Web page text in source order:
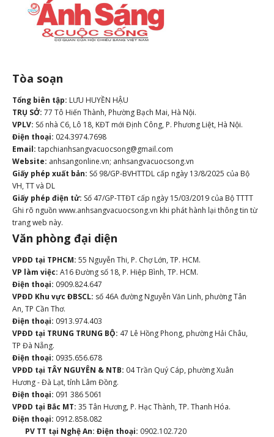
Tòa soạn
Tổng biên tập: LƯU HUYỀN HẬU
TRỤ SỞ: 77 Tô Hiến Thành, Phường Bạch Mai, Hà Nội.
VPLV: Số nhà C6, Lô 18, KĐT mới Định Công, P. Phương Liệt, Hà Nội.
Điện thoại: 024.3974.7698
Email: tapchianhsangvacuocsong@gmail.com
Website: anhsangonline.vn; anhsangvacuocsong.vn
Giấy phép xuất bản: Số 98/GP-BVHTTDL cấp ngày 13/8/2025 của Bộ
VH, TT và DL
Giấy phép điện tử: Số 47/GP-TTĐT cấp ngày 15/03/2019 của Bộ TTTT
Ghi rõ nguồn www.anhsangvacuocsong.vn khi phát hành lại thông tin từ
trang web này.
Văn phòng đại diện
VPĐD tại TPHCM: 55 Nguyễn Thi, P. Chợ Lớn, TP. HCM.
VP làm việc: A16 Đường số 18, P. Hiệp Bình, TP. HCM.
Điện thoại: 0909.824.647
VPĐD Khu vực ĐBSCL: số 46A đường Nguyễn Văn Linh, phường Tân
An, TP Cần Thơ.
Điện thoại: 0913.974.403
VPĐD tại TRUNG TRUNG BỘ: 47 Lê Hồng Phong, phường Hải Châu,
TP Đà Nẵng.
Điện thoại: 0935.656.678
VPĐD tại TÂY NGUYÊN & NTB: 04 Trần Quý Cáp, phường Xuân
Hương - Đà Lạt, tỉnh Lâm Đồng.
Điện thoại: 091 386 5061
VPĐD tại Bắc MT: 35 Tân Hương, P. Hạc Thành, TP. Thanh Hóa.
Điện thoại: 0912.858.082
PV TT tại Nghệ An: Điện thoại: 0902.102.720